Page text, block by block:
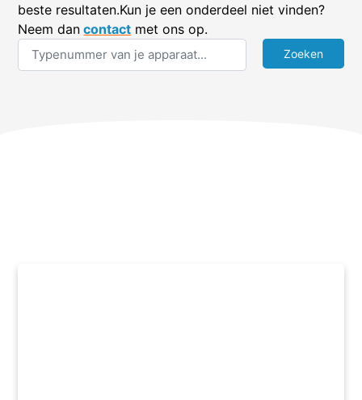
beste resultaten.Kun je een onderdeel niet vinden?
Neem dan contact met ons op.